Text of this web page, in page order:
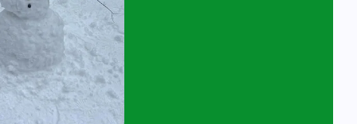
4 jaar en hun ouder/verzorger zijn van
kijk- en speelochtend op woensdag 10
tot 10:15 uur.
een e-mail aan